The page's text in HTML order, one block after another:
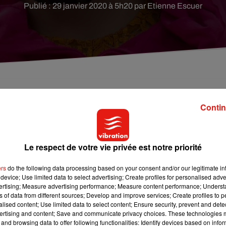
Publié : 29 janvier 2020 à 5h20 par Etienne Escuer
à son homologue chinoise Yanghzou,
a lancé un appel à ses villes jumelles pour lutter contre
Bien que située à 600 kilomètres de Wuhan, l’épicentre de
masques et combinaisons de protection.
favorablement à la demande. La cité johannique
l’opération sera pris en charge par Yanghzou. Ce mercredi
et plus de 6000 personnes contaminées. La ville de
Le respect de votre vie privée est notre priorité
do the following data processing based on your consent and/or our legitimate
Use limited data to select advertising; Create profiles for personalised
Measure advertising performance; Measure content performance;
of data from different sources; Develop and improve services; Create profiles to
content; Use limited data to select content; Ensure security, prevent and
and content; Save and communicate privacy choices. These technologies
browsing data to offer following functionalities: Identify devices based on